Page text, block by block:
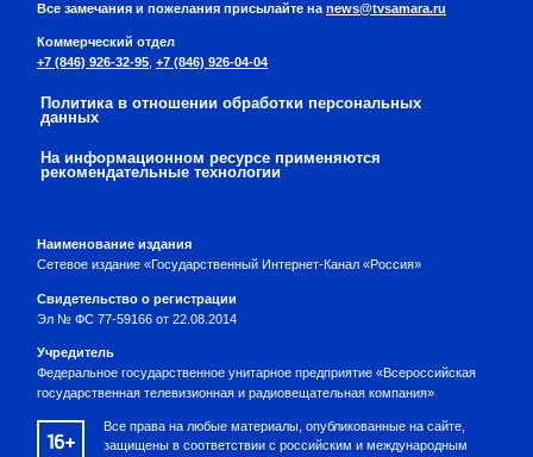
Все замечания и пожелания присылайте на news@tvsamara.ru
Коммерческий отдел
+7 (846) 926-32-95, +7 (846) 926-04-04
Политика в отношении обработки персональных
данных
На информационном ресурсе применяются
рекомендательные технологии
Наименование издания
Сетевое издание «Государственный Интернет-Канал «Россия»
Свидетельство о регистрации
Эл № ФС 77-59166 от 22.08.2014
Учредитель
Федеральное государственное унитарное предприятие «Всероссийская
государственная телевизионная и радиовещательная компания»
16+
Все права на любые материалы, опубликованные на сайте,
защищены в соответствии с российским и международным